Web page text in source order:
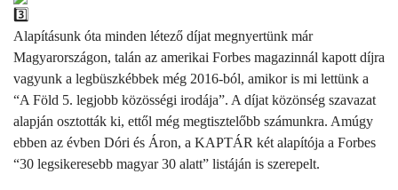
Alapításunk óta minden létező díjat megnyertünk már
Magyarországon, talán az amerikai Forbes magazinnál kapott díjra
vagyunk a legbüszkébbek még 2016-ból, amikor is mi lettünk a
“A Föld 5. legjobb közösségi irodája”. A díjat közönség szavazat
alapján osztották ki, ettől még megtisztelőbb számunkra. Amúgy
ebben az évben Dóri és Áron, a KAPTÁR két alapítója a Forbes
“30 legsikeresebb magyar 30 alatt” listáján is szerepelt.